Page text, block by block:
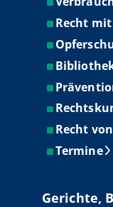
Recht
Recht
Termine
Gerichte,